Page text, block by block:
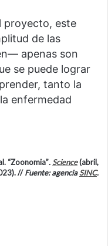
proyecto, este
de las
apenas son
se puede lograr
tanto la
enfermedad
“Zoonomia”.Science(abril,
//Fuente: agenciaSINC.